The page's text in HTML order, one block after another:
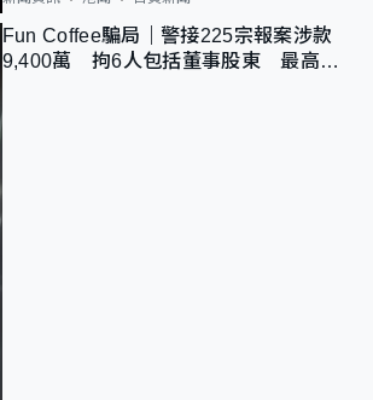
Fun Coffee騙局｜警接225宗報案涉款
9,400萬 拘6人包括董事股東 最高金